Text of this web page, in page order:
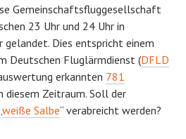
Gemeinschaftsfluggesellschaft
23 Uhr und 24 Uhr in
Dies entspricht einem
Deutschen Fluglärmdienst (DFLD
erkannten 781
diesem Zeitraum. Soll der
weiße Salbe“ verabreicht werden?